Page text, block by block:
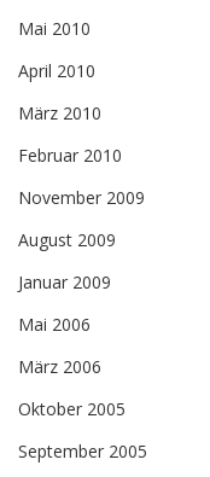
Mai 2010
April 2010
März 2010
Februar 2010
November 2009
August 2009
Januar 2009
Mai 2006
März 2006
Oktober 2005
September 2005